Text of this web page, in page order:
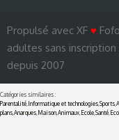
Propulsé avec XF ♥
adultes sans
depuis 2007
Catégories similaires :
Parentalité Informatique et technologies Sports
plans Anarques Maison Animaux Ecole Santé